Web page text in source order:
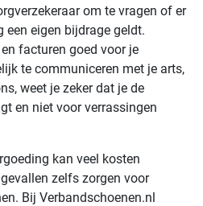
om te vragen of er
een eigen bijdrage geldt.
facturen goed voor je
te communiceren met je arts,
weet je zeker dat je de
en niet voor verrassingen
kan veel kosten
zelfs zorgen voor
Bij Verbandschoenen.nl